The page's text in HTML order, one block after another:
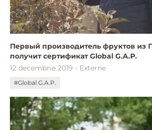
Первый производитель фруктов из
получит сертификат Global G.A.P.
12 decembrie 2019 - Externe
#Global G.A.P.